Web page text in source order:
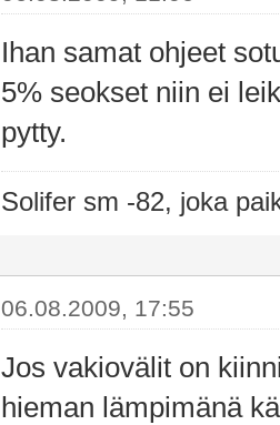
Ihan samat ohjeet
5% seokset niin ei
pytty.
Solifer sm -82, joka
06.08.2009, 17:55
Jos vakiovälit on
hieman lämpimänä